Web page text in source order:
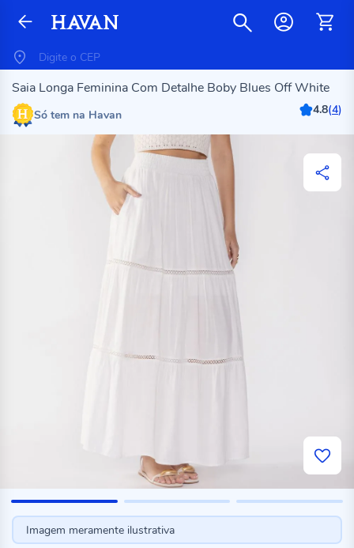
Saia Longa Feminina Com Detalhe Boby Blues Off White
Só tem na Havan 4.8(4)
Imagem meramente ilustrativa